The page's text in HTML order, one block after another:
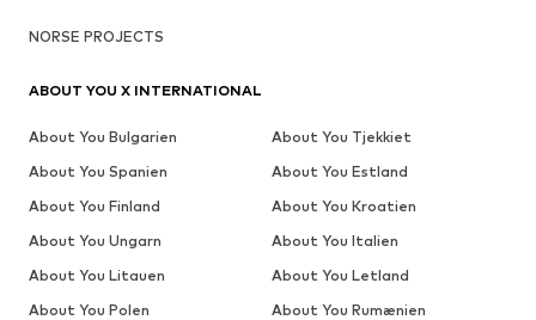
NORSE PROJECTS
ABOUT YOU X INTERNATIONAL
About You Bulgarien
About You Tjekkiet
About You Spanien
About You Estland
About You Finland
About You Kroatien
About You Ungarn
About You Italien
About You Litauen
About You Letland
About You Polen
About You Rumænien